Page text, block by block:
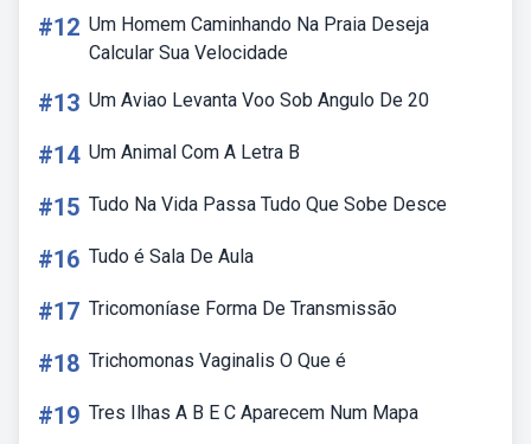
#12 Um Homem Caminhando Na Praia Deseja
Calcular Sua Velocidade
#13 Um Aviao Levanta Voo Sob Angulo De 20
#14 Um Animal Com A Letra B
#15 Tudo Na Vida Passa Tudo Que Sobe Desce
#16 Tudo é Sala De Aula
#17 Tricomoníase Forma De Transmissão
#18 Trichomonas Vaginalis O Que é
#19 Tres Ilhas A B E C Aparecem Num Mapa